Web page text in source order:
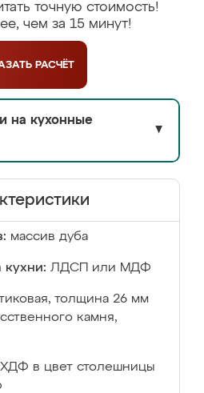
точную стоимость!
чем за 15 минут!
РАСЧЁТ
на кухонные
▼
массив дуба
кухни: ЛДСП или МДФ
толщина 26 мм
камня,
ХДФ в цвет столешницы